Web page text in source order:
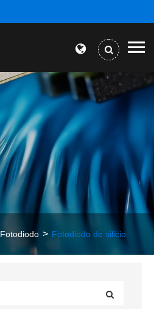
Fotodiodo Fotodiodo de silicio